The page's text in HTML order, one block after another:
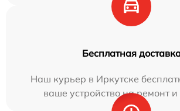
Бесплатная
Наш курьер в Иркутске
ваше устройство на ремонт и